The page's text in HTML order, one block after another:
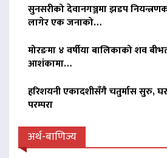
सुनसरीको देवानगञ्जमा झडप
लागेर एक जनाको…
मोरङमा ४ वर्षीया बालिकाको शव
आशंकामा…
हरिशयनी एकादशीसँगै चतुर्मास सुरु,
परम्परा
अर्थ-बाणिज्य